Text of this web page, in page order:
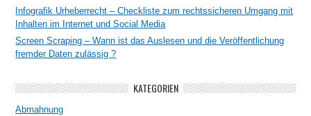
Infografik Urheberrecht – Checkliste zum rechtssicheren Umgang mit
Inhalten im Internet und Social Media
Screen Scraping – Wann ist das Auslesen und die Veröffentlichung
fremder Daten zulässig ?
KATEGORIEN
Abmahnung